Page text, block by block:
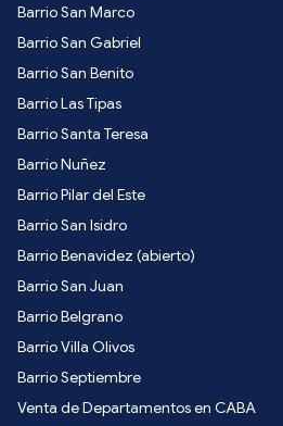
Barrio San Marco
Barrio San Gabriel
Barrio San Benito
Barrio Las Tipas
Barrio Santa Teresa
Barrio Nuñez
Barrio Pilar del Este
Barrio San Isidro
Barrio Benavidez (abierto)
Barrio San Juan
Barrio Belgrano
Barrio Villa Olivos
Barrio Septiembre
Venta de Departamentos en CABA